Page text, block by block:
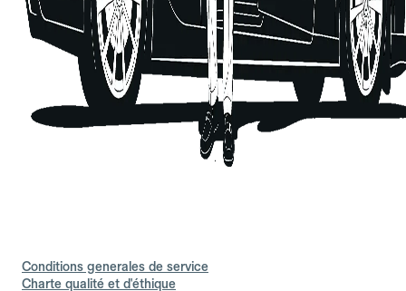
Conditions generales de service
Charte qualité et d'éthique